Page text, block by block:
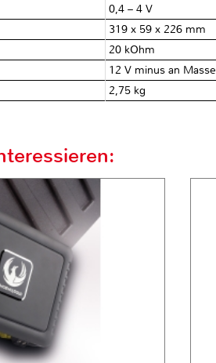
0,4 – 4 V
319 x 59 x 226 mm
20 kOhm
12 V minus an Masse
2,75 kg